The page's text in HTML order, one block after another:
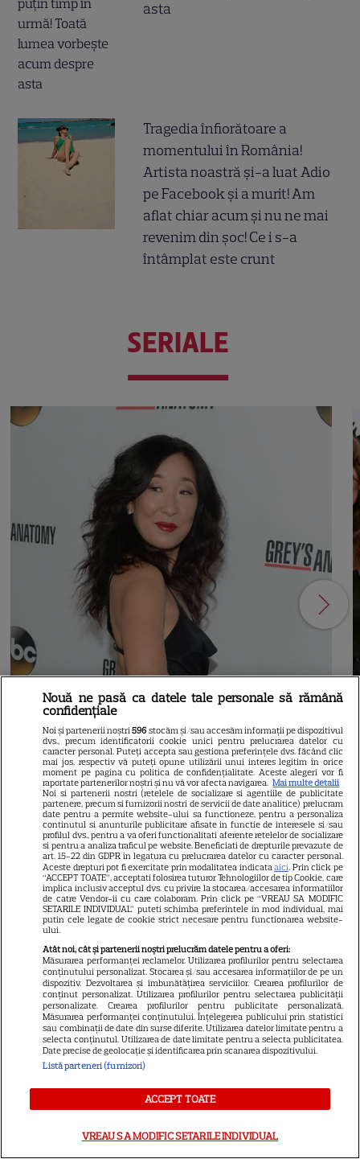
asta
Tragedia înfiorătoare a
momentului în România!
Artista noastră și-a luat Adio
pe Facebook și a murit! Am
aflat chiar acum și nu ne mai
revenim din șoc! Ce i s-a
întâmplat este crunt
SERIALE
21
SERIALE AMERICANE
Sandra Oh dezvăluie de ce a
plecat din „Anatomia lui Grey”.
Discuția cu Shonda Rhimes
care a schimbat totul pentru
Cristina Yang
ARTICOLE PARTENERI
Horoscop 30 iulie 2026. Tauriii
se interesează mai puțin ce se
discută în spatele ușilor
închise
Nouă ne pasă ca datele tale personale să rămână
confidențiale
Noi și partenerii noștri596 stocăm și/sau accesăm informații pe dispozitivul
dvs., precum identificatorii cookie unici pentru prelucrarea datelor cu
caracter personal. Puteți accepta sau gestiona preferințele dvs. făcând clic
mai jos, respectiv vă puteți opune utilizării unui interes legitim în orice
moment pe pagina cu politica de confidențialitate. Aceste alegeri vor fi
raportate partenerilor noștri și nu vă vor afecta navigarea. Mai multe detalii
Noi si partenerii nostri (retelele de socializare si agentiile de publicitate
partenere, precum si furnizorii nostri de servicii de date analitice) prelucram
date pentru a permite website-ului sa functioneze, pentru a personaliza
continutul si anunturile publicitare afisate in functie de interesele si/sau
profilul dvs., pentru a va oferi functionalitati aferente retelelor de socializare
si pentru a analiza traficul pe website. Beneficiati de drepturile prevazute de
art. 15-22 din GDPR in legatura cu prelucrarea datelor cu caracter personal.
Aceste drepturi pot fi exercitate prin modalitatea indicataaici. Prin click pe
“ACCEPT TOATE”, acceptati folosirea tuturor Tehnologiilor de tip Cookie, care
implica inclusiv acceptul dvs. cu privire la stocarea/accesarea informatiilor
de catre Vendor-ii cu care colaboram. Prin click pe “VREAU SA MODIFIC
SETARILE INDIVIDUAL” puteti schimba preferintele in mod individual, mai
putin cele legate de cookie strict necesare pentru functionarea website-
ului.
Atât noi, cât și partenerii noștri prelucrăm datele pentru a oferi:
Măsurarea performanței reclamelor. Utilizarea profilurilor pentru selectarea
conținutului personalizat. Stocarea și/sau accesarea informațiilor de pe un
dispozitiv. Dezvoltarea și îmbunătățirea serviciilor. Crearea profilurilor de
conținut personalizat. Utilizarea profilurilor pentru selectarea publicității
personalizate. Crearea profilurilor pentru publicitate personalizată.
Măsurarea performanței conținutului. Înțelegerea publicului prin statistici
sau combinații de date din surse diferite. Utilizarea datelor limitate pentru a
selecta conținutul. Utilizarea de date limitate pentru a selecta publicitatea.
Date precise de geolocație și identificarea prin scanarea dispozitivului.
Listă parteneri (furnizori)
ACCEPT TOATE
VREAU SA MODIFIC SETARILE INDIVIDUAL